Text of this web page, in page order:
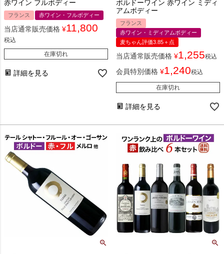
赤ワイン フルボディー
フランス 赤ワイン・フルボディー
当店通常販売価格 ¥11,800
税込
在庫切れ
詳細を見る
ボルドーワイン 赤ワイン ミディ
アムボディー
フランス
赤ワイン・ミディアムボディー
麦ちゃん評価3.85＋点
当店通常販売価格 ¥1,255税込
会員特別価格 ¥1,240税込
在庫切れ
詳細を見る